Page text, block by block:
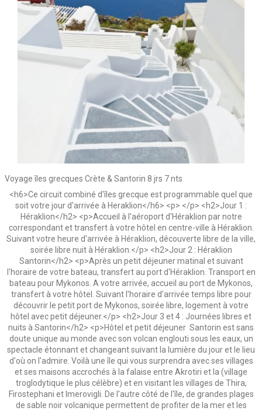
Voyage îles grecques Crète & Santorin 8 jrs 7 nts
<h6>Ce circuit combiné d'îles grecque est programmable quel que
soit votre jour d'arrivée à Heraklion</h6> <p> </p> <h2>Jour 1 :
Héraklion</h2> <p>Accueil à l'aéroport d'Héraklion par notre
correspondant et transfert à votre hôtel en centre-ville à Héraklion.
Suivant votre heure d'arrivée à Héraklion, découverte libre de la ville,
soirée libre nuit à Héraklion.</p> <h2>Jour 2 : Héraklion
Santorin</h2> <p>Après un petit déjeuner matinal et suivant
l'horaire de votre bateau, transfert au port d'Héraklion. Transport en
bateau pour Mykonos. A votre arrivée, accueil au port de Mykonos,
transfert à votre hôtel. Suivant l'horaire d'arrivée temps libre pour
découvrir le petit port de Mykonos, soirée libre, logement à votre
hôtel avec petit déjeuner.</p> <h2>Jour 3 et 4 : Journées libres et
nuits à Santorin</h2> <p>Hôtel et petit déjeuner Santorin est sans
doute unique au monde avec son volcan englouti sous les eaux, un
spectacle étonnant et changeant suivant la lumière du jour et le lieu
d'où on l'admire. Voilà une île qui vous surprendra avec ses villages
et ses maisons accrochés à la falaise entre Akrotiri et Ia (village
troglodytique le plus célèbre) et en visitant les villages de Thira,
Firostephani et Imerovigli. De l'autre côté de l'île, de grandes plages
de sable noir volcanique permettent de profiter de la mer et les